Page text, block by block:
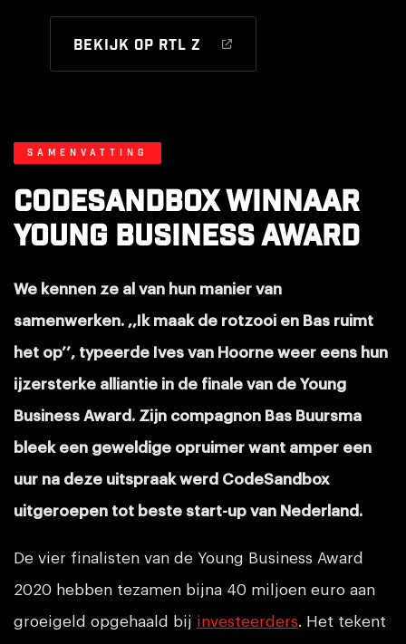
Bekijk op RTL Z
Samenvatting
CodeSandbox winnaar
Young business Award
We kennen ze al van hun manier van
samenwerken. ,,Ik maak de rotzooi en Bas ruimt
het op’’, typeerde Ives van Hoorne weer eens hun
ijzersterke alliantie in de finale van de Young
Business Award. Zijn compagnon Bas Buursma
bleek een geweldige opruimer want amper een
uur na deze uitspraak werd CodeSandbox
uitgeroepen tot beste start-up van Nederland.
De vier finalisten van de Young Business Award
2020 hebben tezamen bijna 40 miljoen euro aan
groeigeld opgehaald bij investeerders. Het tekent